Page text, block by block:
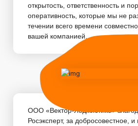
открытость, ответственность и
оперативность, которые мы не
течении всего времени
вашей компанией. ...
ООО «Вектор-Лоджистикс»
Росэксперт, за добросовестное, и